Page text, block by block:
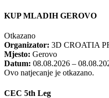
KUP MLADIH GEROVO
Otkazano
Organizator: 3D CROATIA
Mjesto: Gerovo
Datum: 08.08.2026 –
Ovo natjecanje je otkazano.
CEC 5th Leg